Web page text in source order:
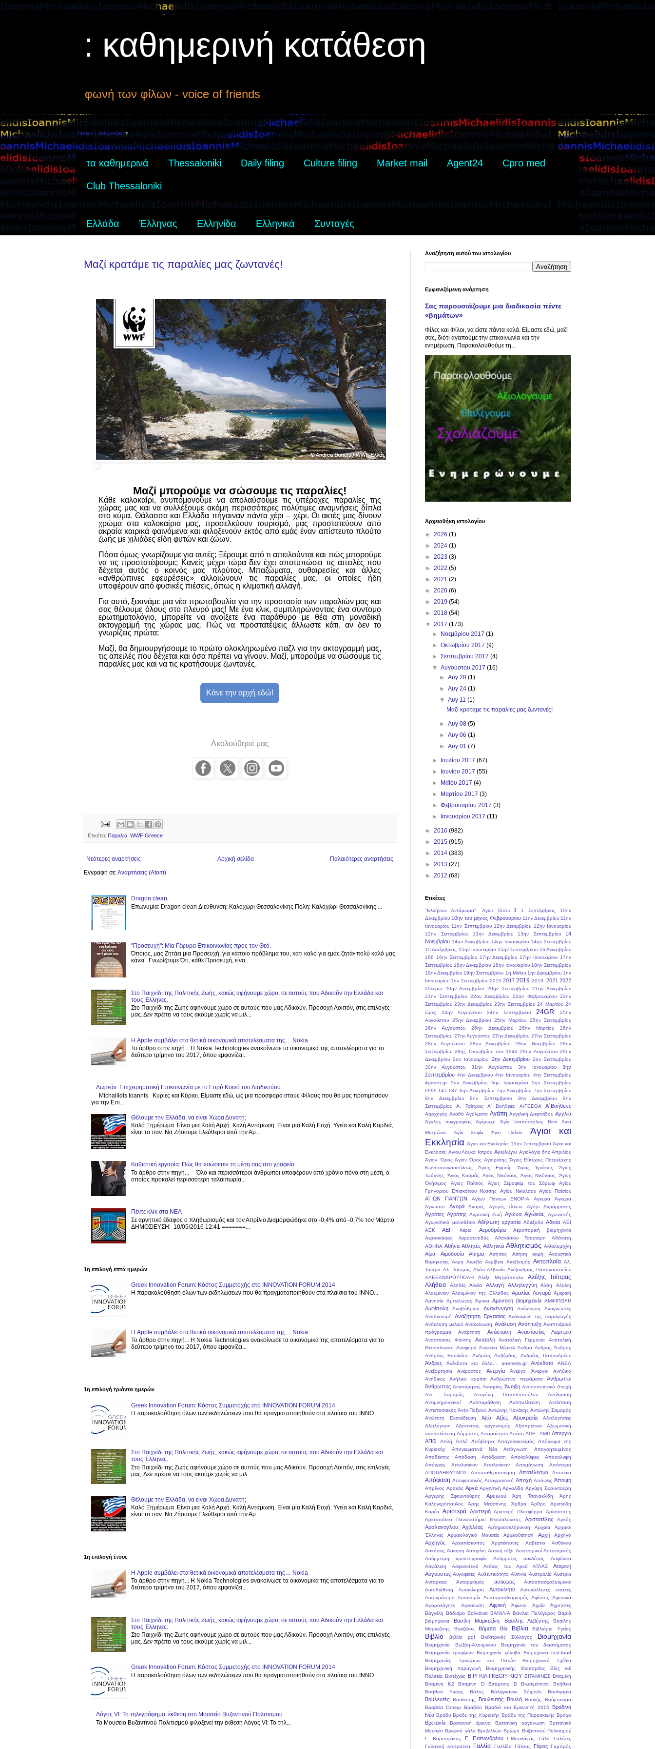
: καθημερινή κατάθεση
φωνή των φίλων - voice of friends
Select Language ▼
τα καθημερινά Thessaloniki Daily filing Culture filing Market mail Agent24 Cpro med
Club Thessaloniki
Ελλάδα Έλληνας Ελληνίδα Ελληνικά Συνταγές
Μαζί κρατάμε τις παραλίες μας ζωντανές!
Μαζί μπορούμε να σώσουμε τις παραλίες!
Κάθε καλοκαίρι, ανυπομονούμε να απολαύσουμε τις υπέροχες παραλίες της
χώρας μας και να συλλέξουμε ακόμη περισσότερες πολύτιμες αναμνήσεις δίπλα
στο κύμα. Θάλασσα και Ελλάδα πήγαιναν πάντα χέρι – χέρι. Οι ακτές μας δίνουν
χρώμα στα καλοκαίρια μας, προσελκύουν τουρισμό, μας προστατεύουν από
ακραία καιρικά φαινόμενα και φιλοξενούν εκτός από εμάς έναν απίστευτο πλούτο
ζωής με χιλιάδες είδη φυτών και ζώων.
Πόσα όμως γνωρίζουμε για αυτές; Ξέρουμε από τι απειλούνται και πώς μπορούμε
να τις προστατέψουμε; Κανείς μέχρι τώρα δεν έχει αποτυπώσει τις απειλές που
δέχεται αυτός ο κοινός μας πλούτος. Μπαζώματα, αυθαιρεσίες και άλλες
«ανθρώπινες εφευρέσεις» αλλοιώνουν τις παραλίες μας, οι οποίες ήδη
υποφέρουν από φυσικές πιέσεις, όπως η κλιματική αλλαγή.
Για αυτό, ξεκινάμε μια νέα πρωτοβουλία για την προστασία των παραλιών μας και
σας θέλουμε όλους στο πλευρό μας! Με ένα κλικ, συμπληρώνοντας ένα σύντομο
ερωτηματολόγιο, μπορείτε να ανοίξετε ένα παράθυρο με θέα στη μοναδική
ακτογραμμή της χώρας μας. Πώς να προστατέψεις άλλωστε κάτι, αν δεν το
γνωρίζεις πρώτα;
Μαζί, θα δημιουργήσουμε το πρώτο ολοκληρωμένο παζλ για την ακτογραμμή μας,
τις απειλές που δέχεται και όσα πρέπει να γίνουν. Μαζί, μπορούμε να σώσουμε τις
παραλίες μας και να τις κρατήσουμε ζωντανές.
Κάνε την αρχή εδώ!
Ακολούθησέ μας
Ετικέτες Παραλία WWF Greece
Νεότερες αναρτήσεις Παλαιότερες αναρτήσεις
Αρχική σελίδα
Εγγραφή σε:Αναρτήσεις (Atom)
Dragon clean
Επωνυμία: Dragon clean Διεύθυνση: Καλοχώρι Θεσσαλονίκης Πόλη: Καλοχώρι Θεσσαλονίκης ...
"Προσευχή": Μία Γέφυρα Επικοινωνίας προς τον Θεό.
Όποιος, μας Ζητάει μια Προσευχή, για κάποιο πρόβλημα του, κάτι καλό για εμάς ζητά• πολύ καλό μας
κάνει. Γνωρίζουμε Ότι, κάθε Προσευχή, είνα...
Στο Παιχνίδι της Πολιτικής Ζωής, κακώς αφήνουμε χώρο, σε αυτούς που Αδικούν την Ελλάδα και
τους Έλληνες.
Στο Παιχνίδι της Ζωής αφήνουμε χώρο σε αυτούς που μας Αδικούν. Προσοχή Λοιπόν, στις επιλογές
μας. Δεν πρέπει να τους ακούμε χωρίς να μιλ...
Η Apple συμβάλει στα θετικά οικονομικά αποτελέσματα της… Nokia
Το άρθρο στην πηγή... Η Nokia Technologies ανακοίνωσε τα οικονομικά της αποτελέσματα για το
δεύτερο τρίμηνο του 2017, όπου εμφανίζει...
Δωρεάν: Επιχειρηματική Επικοινωνία με το Ευρύ Κοινό του Διαδικτύου.
Michailidis Ioannis Κυρίες και Κύριοι. Είμαστε εδώ, ως μια προσφορά στους Φίλους που θα μας προτιμήσουν
για την Επι...
Θέλουμε την Ελλάδα, να είναι Χώρα Δυνατή;
Καλό Ξημέρωμα. Είναι μια Καλή Αρχή. Καλή Αντάμωση. Είναι μια Καλή Ευχή. Υγεία και Καλή Καρδιά,
είναι το παν. Να Ζήσουμε Ελεύθεροι από την Αμ...
Καθιστική εργασία: Πώς θα «σώσετε» τη μέση σας στο γραφείο
Το άρθρο στην πηγή... Όλο και περισσότεροι άνθρωποι υποφέρουν από χρόνιο πόνο στη μέση, ο
οποίος προκαλεί περισσότερη ταλαιπωρία...
Πέντε κλίκ στα ΝΕΑ
Σε αρνητικό έδαφος ο πληθωρισμός και τον Απρίλιο Διαμορφώθηκε στο -0,4% από -0,7% τον Μάρτιο
ΔΗΜΟΣΙΕΥΣΗ: 10/05/2016 12:41 =======...
1η επιλογή επτά ημερών
Greek Innovation Forum: Κόστος Συμμετοχής στο INNOVATION FORUM 2014
Η παρακολούθηση όλων των εκδηλώσεων που θα πραγματοποιηθούν στα πλαίσια του INNO...
Η Apple συμβάλει στα θετικά οικονομικά αποτελέσματα της… Nokia
Το άρθρο στην πηγή... Η Nokia Technologies ανακοίνωσε τα οικονομικά της αποτελέσματα για το
δεύτερο τρίμηνο του 2017, όπου εμφανίζει...
1η επιλογή τριάντα ημερών
Greek Innovation Forum: Κόστος Συμμετοχής στο INNOVATION FORUM 2014
Η παρακολούθηση όλων των εκδηλώσεων που θα πραγματοποιηθούν στα πλαίσια του INNO...
Στο Παιχνίδι της Πολιτικής Ζωής, κακώς αφήνουμε χώρο, σε αυτούς που Αδικούν την Ελλάδα και
τους Έλληνες.
Στο Παιχνίδι της Ζωής αφήνουμε χώρο σε αυτούς που μας Αδικούν. Προσοχή Λοιπόν, στις επιλογές
μας. Δεν πρέπει να τους ακούμε χωρίς να μιλ...
Θέλουμε την Ελλάδα, να είναι Χώρα Δυνατή;
Καλό Ξημέρωμα. Είναι μια Καλή Αρχή. Καλή Αντάμωση. Είναι μια Καλή Ευχή. Υγεία και Καλή Καρδιά,
είναι το παν. Να Ζήσουμε Ελεύθεροι από την Αμ...
1η επιλογή έτους
Η Apple συμβάλει στα θετικά οικονομικά αποτελέσματα της… Nokia
Το άρθρο στην πηγή... Η Nokia Technologies ανακοίνωσε τα οικονομικά της αποτελέσματα για το
δεύτερο τρίμηνο του 2017, όπου εμφανίζει...
Στο Παιχνίδι της Πολιτικής Ζωής, κακώς αφήνουμε χώρο, σε αυτούς που Αδικούν την Ελλάδα και
τους Έλληνες.
Στο Παιχνίδι της Ζωής αφήνουμε χώρο σε αυτούς που μας Αδικούν. Προσοχή Λοιπόν, στις επιλογές
μας. Δεν πρέπει να τους ακούμε χωρίς να μιλ...
Greek Innovation Forum: Κόστος Συμμετοχής στο INNOVATION FORUM 2014
Η παρακολούθηση όλων των εκδηλώσεων που θα πραγματοποιηθούν στα πλαίσια του INNO...
Λόγος VI: Το τηλεγράφημα: έκθεση στο Μουσείο Βυζαντινού Πολιτισμού
Το Μουσείο Βυζαντινού Πολιτισμού φιλοξενεί την έκθεση Λόγος VI: Το τηλ...
Αναζήτηση αυτού του ιστολογίου
Εμφανιζόμενη ανάρτηση
Σας παρουσιάζουμε μια διαδικασία πέντε
«βημάτων»
Φίλες και Φίλοι, να είστε πάντα καλά. Είμαστε εδώ, μαζί
σας, διότι αγαπούμε την επικοινωνία και την
ενημέρωση. Παρακολουθούμε τη...
Αρχειοθήκη ιστολογίου
► 2026 (1)
► 2024 (1)
► 2023 (3)
► 2022 (5)
► 2021 (2)
► 2020 (6)
► 2019 (54)
► 2018 (54)
▼ 2017 (173)
► Νοεμβρίου 2017(1)
►Οκτωβρίου 2017(9)
►Σεπτεμβρίου 2017(4)
▼Αυγούστου 2017(16)
► Αυγ 28 (1)
► Αυγ 24 (1)
▼ Αυγ 11 (1)
Μαζί κρατάμε τις παραλίες μας ζωντανές!
► Αυγ 08 (5)
► Αυγ 06 (1)
► Αυγ 01 (7)
► Ιουλίου 2017(67)
► Ιουνίου 2017(55)
► Μαΐου 2017(4)
► Μαρτίου 2017(3)
►Φεβρουαρίου 2017(3)
► Ιανουαρίου 2017(11)
► 2016 (982)
► 2015 (915)
► 2014 (383)
► 2013 (27)
► 2012 (68)
Ετικέτες
"Ελλήνων Αντάμωμα" ΄Αγιοι Τόποι 1 1 Σεπτέμβριος
10ην
Δεκεμβρίου 10ην του μηνός Φεβρουαρίου 11ην Δεκεμβρίου 11ην
Ιανουαρίου 11ην Σεπτεμβρίου 12ην Δεκεμβρίου 12ην Ιανουαρίου
12ην Σεπτεμβρίου
13ην Δεκεμβρίου 13ην Σεπτεμβρίου
14
Νοεμβρίου 14ην Δεκεμβρίου 14ην Ιανουαρίου 14ην Σεπτεμβρίου
15 Δεκέμβριος 15ην Ιανουαρίου 15ην Σεπτεμβρίου 16 Δεκεμβρίου
166
16ην Σεπτεμβρίου 17ην Δεκεμβρίου 17ην Ιανουαρίου 17ην
Σεπτεμβρίου 18ην Δεκεμβρίου 18ην Ιανουαρίου 18ην Σεπτεμβρίου
19ην Δεκεμβρίου 19ην Σεπτεμβρίου 1η Μαΐου 1ην Δεκεμβρίου 1ην
Ιανουαρίου 1ην Σεπτεμβρίου 2015 2017 2019 2019. 2021 2022
20ευρω 20ην Δεκεμβρίου 20ην Σεπτεμβρίου
21ην Δεκεμβρίου
21ην Σεπτεμβρίου
22αν Δεκεμβρίου 22αν Φεβρουαρίου
22ην
Σεπτεμβρίου 23ην Δεκεμβρίου 23ην Σεπτεμβρίου 24 Μαρτίου 24
ώρες
24ην Αυγούστου 24ην Σεπτεμβρίου 24GR
25ην
Αυγούστου
25ην Δεκεμβρίου 25ην Μαρτίου
25ην Σεπτεμβρίου
26ην Αυγούστου
26ην Δεκεμβρίου 26ην Μαρτίου
26ην
Σεπτεμβρίου 27ην Αυγούστου 27ην Δεκεμβρίου 27ην Σεπτεμβρίου
28ην Αυγούστου
28ην Δεκεμβρίου 28ην Νοεμβρίου
28ην
Σεπτεμβρίου 28ης Οκτωβρίου του 1940 29ην Αυγούστου 29ην
Δεκεμβρίου 2αν Ιανουαρίου 2ην Δεκεμβρίου 2ην Σεπτεμβρίου
30ην Αυγούστου
31ην Αυγούστου 3ην Ιανουαρίου
3ην
Σεπτεμβρίου 4ην Δεκεμβρίου 4ην Ιανουαρίου 4ην Σεπτεμβρίου
4green.gr
5ην Δεκεμβρίου 5ην Ιανουαρίου
5ην Σεπτεμβρίου
6999.147.137 6ην Δεκεμβρίου 7ην Δεκεμβρίου 7ην Σεπτεμβρίου
8ην Δεκεμβρίου
8ην Σεπτεμβρίου 9ην Δεκεμβρίου
9ην
Σεπτεμβρίου
Α. Τσίπρας Α' Βοήθειες Α/ΓΕΕΘΑ Α΄Βοήθειες
Ααρχηγός Αγαθό Αγάλματα Αγάπη Αγγελική Δαφτσίδου Αγγλία
Άγγλος συγγραφέας Αγέρωχη Ἁγία Ἰσαπόστολος Νίνα
Αγία
Ματρώνα
Αγία Σοφία Άγιο Παΐσιο
Άγιοι και
Εκκλησία Άγιοι και Εκκλησία: 15ην Σεπτεμβρίου Άγιοι και
Εκκλησία: Αγίου Λουκά Ιατρού Αγιολόγιο Αγιολόγιο 6ης Απριλίου
Άγιον 'Ορος Άγιον Όρος Αγιορείτης Ἅγιος Εὐτύχιος Πατριάρχης
Κωνσταντινουπόλεως
Άγιος Εφραίμ Ἅγιος Ἰγνάτιος
Ἅγιος
Ἰωάννης
Ἅγιος Κοσμᾶς Αγίος Νικόλαος Άγιος Νικόλαος
Ἅγιος
Ὀνήσιμος
Άγιος Παΐσιος Άγιος Σεραφείμ του Σάρωφ
Αγίου
Γρηγορίου Επισκόπου Νύσσης
Αγίου Νικολάου Αγίου Παϊσίου
ΑΓΙΩΝ ΠΑΝΤΩΝ Αγίων Πάντων ΕΝΟΡΙΑ Αγκυρα
Άγκυρα
Άγνωστο
Αγορά Αγορές Αγορές τίτλων Αγόρι Αγράμματος
Αγρότες Αγρότης Αγροτική Ζωή Αγώνα Αγώνας
Αγωνιστής
Αγωνιστικό μονοθέσιο Αδήλωτη εργασία Αδιέξοδο Αδικία ΑΕΙ
ΑΕΚ
ΑΕΠ Αέριο Αεροδρόμιο
Αεροπορική βιομηχανία
Αεροσκάφος
Αεροσυνοδός Αθανάσιου Τσαυτάρη
Αθάνατη
ΑΘΗΝΑ Αθήνα Αθλητές Αθλητικά Αθλητισμός Αιθαλομίχλη
Αίμα Αιμοδοσία Αίτημα Αιτήσεις Αίτηση ακμή
Ακουστικά
Βαρηκοίας
Ακρη Ακριβά Ακρίβεια Ακτιβισμός Ακτοπλοϊα Αλ.
Τσίπρα Αλ. Τσίπρας Αλάτι Αλβανία Αλέξανδρος Παπαναστασίου
ΑΛΕΞΑΝΔΡΟΥΠΟΛΗ
Αλέξη Μητρόπουλο
Αλέξης Τσίπρας
Αλήθεια
Αληθές Αλιεία Αλλαγή Αλληλεγγύη Αλόη
Αλοίνη
Αλουμίνιον Αλουμίνιον της Ελλάδος Αμαλίας Λογαρά Αμερική
Αμνησία Αμπελώνας Άμυνα Αμυντική βιομηχανία ΑΜΦΙΠΟΛΗ
Αμφίπολη Αναβάθμιση Αναγέννηση Ανάγνωση
Αναγνώστες
Αναδιανομή
Αναζήτηση Εργασίας Ανάκαμψη της παραγωγής
Ανάκληση μελιού Ανακοίνωση Ανάλυση Ανάπτυξη Αναπτυξιακό
πρόγραμμα
Ανάρτηση Ανάσταση Αναστασίας Λαμπρία
Αναστάσιος Φάντης Ανατολή Ανατολική Γερμανία
Ανατολική
Θεσσαλονίκη Αναφορά Άνγκελα Μέρκελ Άνδρα Ανδρας Άνδρας
Ανδρέας Βασιλείου
Ανδρέας Λοβέρδος Ανδρέας Παπανδρέου
Άνδρες Ανέκδοτα και άλλα... anemela.gr Ανέκδοτο
ΑΝΕΛ
Ανεξαρτησία
Ανέραστος Ανεργία Άνεργο Άνεργοι
Ανήθικο
Ανήθικος
Ανήλικο κορίτσι Ανθρώπινα πειράματα
Άνθρωποι
Άνθρωπος Ανιστόρητος Ανοησίες Άνοιξη Ανοσοποιητικό Ανοχή
Αντ. Σαμαράς
Αντιγόνη Παπαδοπούλου
Αντίδραση
Αντιμνημονιακοί
Αντιπαράθεση Αντιπολίτευση
Αντίσταση
Αντιστασιακός Άντυ Παξινού Αντώνης Κανάκης Αντώνης Σαμαράς
Ανώτατη Εκπαίδευση
Αξία Αξίες Αξιοκρατία
Αξιολογήσεις
Αξιολόγηση
Αξιόπιστος οργανισμός Αξιοπρέπεια
Αξιωματική
αντιπολίτευση Αόμματος Απαραίτητοι Απάτη ΑΠΕ - ΑΜΠ Απεργία
ΑΠΘ
Απλή Απλό Απόβλητα Απογαλακτισμός
Απόγευμα της
Κυριακής
Απογευματινά Νέα Απόγνωση
Απογοητευμένος
Αποδέκτης
Απόδοση Απόδραση Αποκαλύψεις
Απόκαλυψη
Απόκριες
Απολυτικιον Απολυτίκιον Απομόνωση
Απόπειρα
ΑΠΟΠΛΗΘΥΣΜΟΣ
Αποσταθεροποίηση Αποτέλεσμα Απουσία
Απόφαση Αποφασιτικός Αποφρακτική Αποχή Απόψεις Άποψη
Απρίλιος Αρακάς Αργά Αργεντινή Αργολίδα Αργύρη Σφουντούρη
Αργύρης Σφουντούρης
Αρετσού Άρη Τσανακλίδη
Άρης
Καλογερόπουλος
Άρης Μεσσήνης Άρθρα Άρθρο
Αριστείδη
Κορέα
Αριστερά Αριστερή Αριστερή Πλατφόρμα
Αρίστιππος
Αριστοτέλειο Πανεπιστήμιο Θεσσαλονίκης
Αριστοτέλης Αρκάς
Αρσλανογλου Αχιλλέας Αρτηριοσκλήρυνση Αρχαία
Αρχαίοι
Έλληνες
Αρχαιολογικό Μουσείο Αρχειοθέτηση Αρχή Αρχηγό
Αρχηγός Αρχιεπίσκοπος Αρχιτέκτονες Ασβέστιο
Ασθένεια
Ασκήσεις Άσκηση Ασπιρίνη Αστική τάξη Αστυνομικοί Αστυνομικός
Ασύμμετρη κρυπτογραφία
Ασύρματες συνδέσεις
Ασφάλεια
Ασφάλιση
Ασφαλιστικό Ατάκες του Αρκά ΑΤΛΑΣ
Ατομική
Αύγουστος Αυγοφέτες Αυθεντικότητα Αϋπνία Αυστραλία Αυστρία
Αυτάρκεια
Αυταρχισμός αυτισμός
Αυτοαπασχολούμενοι
Αυτοδιάθεση
Αυτοκίνηση Αυτοκίνητο
Αυτοκόλλητες ετικέτες
Αυτοκράτορα Αυτονομία Αυτοπροσδιορισμός Αφέντης
Αφεντικά
Αφορολόγητο
Αφοσίωση Αφρική Άφωνο Αχαΐα
Άχρηστες
Βαγγέλη Βάδισμα Βαλκάνια ΒΑΝΙΛΙΑ Βανίλια Πολύγυρος Βαριά
βιομηχανία
Βασίλη Μαρκεζίνη Βασίλης Λεβέντης
Βασίλης
Μαρκεζίνης
Βενιζέλος Βήματα Βία Βιβλία Βιβλιάριο Υγείας
Βιβλίο βιβλίο pdf Βιοϊατρικός Σύλλογος Βιομηχανία
Βιομηχανία Βωξίτη-Αλουμινίου
Βιομηχανία του διαστήματος
Βιομηχανία τροφίμων Βιομηχανία χάλυβα Βιομηχανία fast-food
Βιομηχανίες Τροφίμων και Ποτών
Βιομηχανικά Σχέδια
Βιομηχανική παραγωγή
Βιομηχανικής Ιδιοκτησίας
Βίος καὶ
Πολιτεία Βιοτέχνες ΒΙΡΓΚΙΛ ΓΚΕΟΡΓΚΙΟΥ ΒΙΤΑΜΙΝΕΣ Βιταμίνη
Βιταμίνη Κ2
Βιταμίνη D Βιταμίνης D Βιωσιμότητα
Βοήθεια
Βοήθεια Υγείας
Βόλος Βόλφγκανγκ Σόιμπλε Βουλγαρία
Βουλευτές Βουλευτης Βουλευτής Βουλή Βουλής
Βούρτσισμα
Βραβεία Όσκαρ Βραβείο Βραδιά του Ερευνητή 2015
Βραδινά
Νέα Βράδυ Βράδυ της Κυριακής Βράδυ της Παρασκευής Βράχο
Βρετανία Βρετανική έρευνα Βρετανική οργάνωση
Βρετανικό
Μουσείο Βρεφικό γάλα Βρυξελλών Βρώμη Βυζαντινού Πολιτισμού
Γ. Βαρουφάκης
Γ. Παπανδρέου Γ.Μπαλάφας Γάλα
Γαλάτες
Γαλατική εκστρατεία
Γαλλία Γαλλίδα Γάλλος Γάμος Γαμπρός